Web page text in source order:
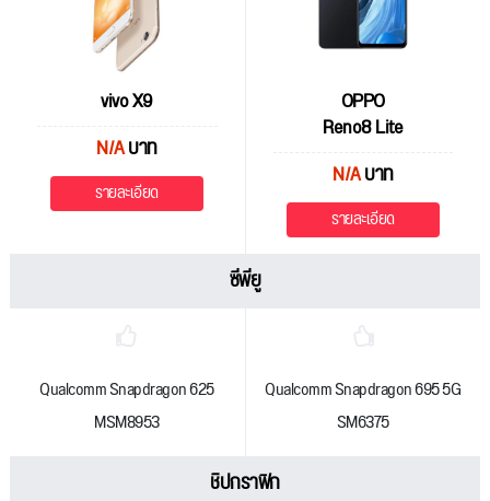
vivo X9
N/Aบาท
รายละเอียด
OPPO
Reno8 Lite
N/Aบาท
รายละเอียด
ซีพียู
Qualcomm Snapdragon 625
MSM8953
Qualcomm Snapdragon 695 5G
SM6375
ชิปกราฟิก